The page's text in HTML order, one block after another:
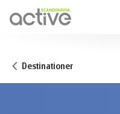
1
Destinationer